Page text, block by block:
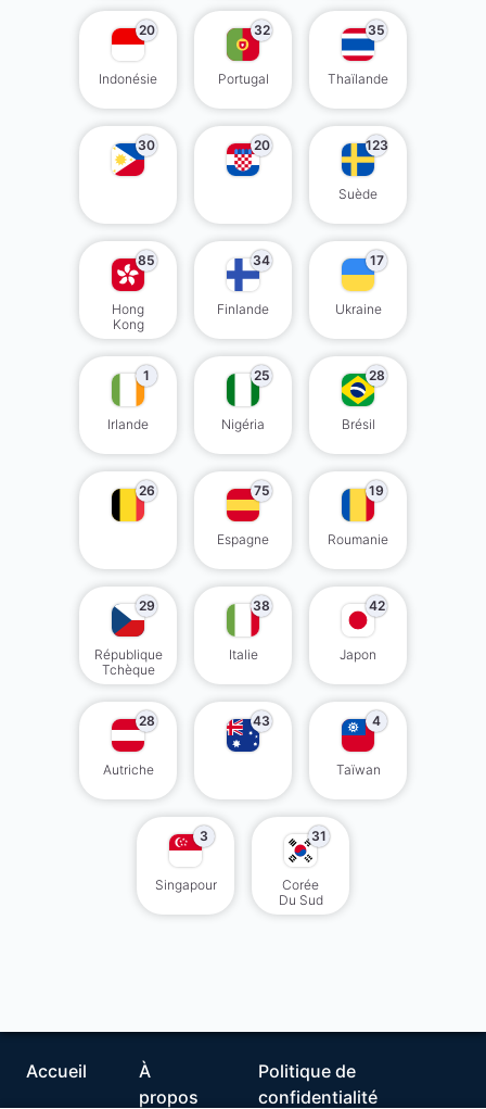
20
Indonésie
32
Portugal
35
Thaïlande
30 20 123
Suède
85
Hong
Kong
34
Finlande
17
Ukraine
1
Irlande
25
Nigéria
28
Brésil
26 75
Espagne
19
Roumanie
29
République
Tchèque
38
Italie
42
Japon
28
Autriche
43 4
Taïwan
3
Singapour
31
Corée
Du Sud
Accueil
À
propos
Politique de
confidentialité